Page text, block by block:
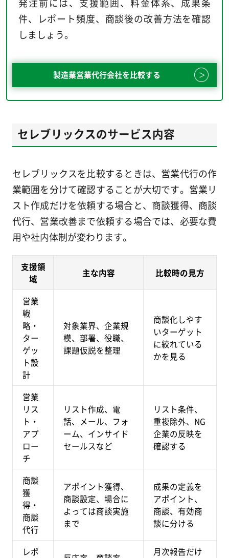
件、レポート頻度、商談後の改善方法を確認
しましょう。
製造業営業代行会社を比較する
セレブリックスのサービス内容
セレブリックスを比較するときは、営業代行の作
業範囲を分けて確認することが大切です。営業リ
スト作成だけを依頼する場合と、商談獲得、商談
代行、営業改善まで依頼する場合では、必要な費
用や社内体制が変わります。
支援領
域
主な内容 比較時の見方
営業
戦
略・
ター
ゲッ
ト設
計
対象業界、企業規
模、部署、役職、
課題仮説を整理
商談化しやす
いターゲット
に絞れている
かを見る
営業
リス
ト・
アプ
ロー
チ
リスト作成、電
話、メール、フォ
ーム、インサイド
セールスなど
リスト条件、
重複除外、NG
企業の反映を
確認する
商談
獲
得・
商談
代行
アポイント獲得、
商談設定、場合に
よっては商談実施
まで
成果の定義を
アポイント、
商談、有効商
談に分ける
レポ
月次報告だけ